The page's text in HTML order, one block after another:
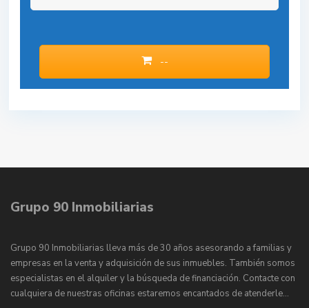
--
Grupo 90 Inmobiliarias
Grupo 90 Inmobiliarias lleva más de 30 años asesorando a familias y
empresas en la venta y adquisición de sus inmuebles. También somos
especialistas en el alquiler y la búsqueda de financiación. Contacte con
cualquiera de nuestras oficinas estaremos encantados de atenderle…